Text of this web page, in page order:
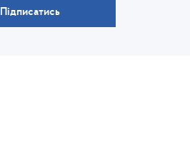
Підписатись